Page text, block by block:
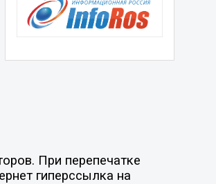
При перепечатке
гиперссылка на